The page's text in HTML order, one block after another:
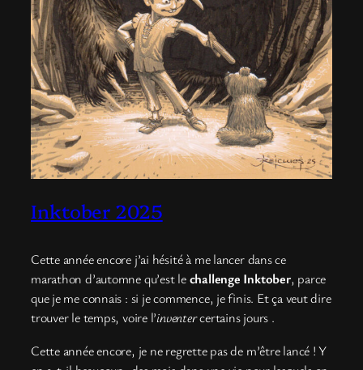
Inktober 2025
Cette année encore j’ai hésité à me lancer dans ce
marathon d’automne qu’est lechallenge Inktober, parce
que je me connais : si je commence, je finis. Et ça veut dire
trouver le temps, voire l’inventercertains jours .
Cette année encore, je ne regrette pas de m’être lancé ! Y